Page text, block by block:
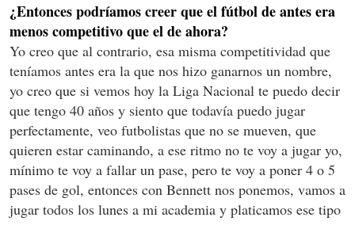
¿Entonces podríamos creer que el fútbol de antes era
menos competitivo que el de ahora?
Yo creo que al contrario, esa misma competitividad que
teníamos antes era la que nos hizo ganarnos un nombre,
yo creo que si vemos hoy la Liga Nacional te puedo decir
que tengo 40 años y siento que todavía puedo jugar
perfectamente, veo futbolistas que no se mueven, que
quieren estar caminando, a ese ritmo no te voy a jugar yo,
mínimo te voy a fallar un pase, pero te voy a poner 4 o 5
pases de gol, entonces con Bennett nos ponemos, vamos a
jugar todos los lunes a mi academia y platicamos ese tipo